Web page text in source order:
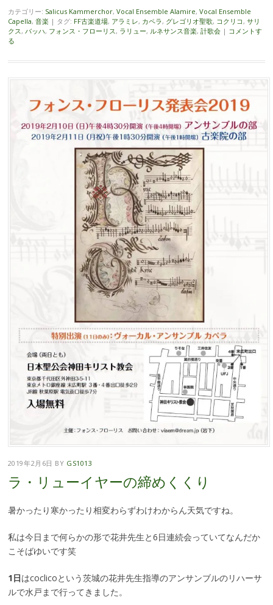
カテゴリー: Salicus Kammerchor, Vocal Ensemble Alamire, Vocal Ensemble
Capella, 音楽 | タグ: FF古楽道場, アラミレ, カペラ, グレゴリオ聖歌, コクリコ, サリ
クス, バッハ, フォンス・フローリス, ラリュー, ルネサンス音楽, 計歌会 | コメントす
る
2019年2月6日 BY GS1013
ラ・リューイヤーの締めくくり
暑かったり寒かったり相変わらずわけわからん天気ですね。
私は今日まで何らかの形で花井先生と6日連続会っていてなんだか
こそばゆいです笑
1日はcoclicoという茨城の花井先生指導のアンサンブルのリハーサ
ルで水戸まで行ってきました。